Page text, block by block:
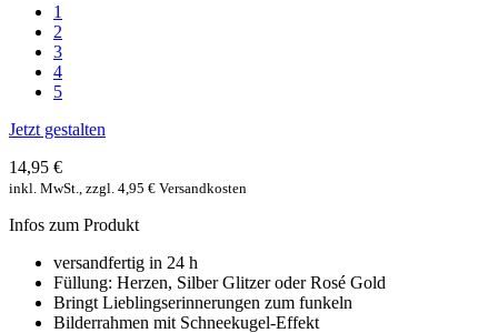
1
2
3
4
5
Jetzt gestalten
14,95 €
inkl. MwSt., zzgl. 4,95 € Versandkosten
Infos zum Produkt
versandfertig in 24 h
Füllung: Herzen, Silber Glitzer oder Rosé Gold
Bringt Lieblingserinnerungen zum funkeln
Bilderrahmen mit Schneekugel-Effekt